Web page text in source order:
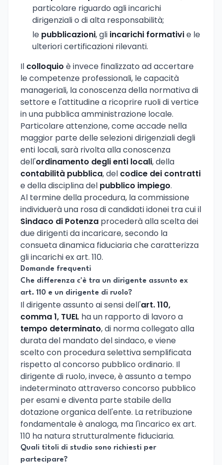
particolare riguardo agli incarichi
dirigenziali o di alta responsabilità;
le pubblicazioni, gli incarichi formativie le
ulteriori certificazioni rilevanti.
Il colloquio è invece finalizzato ad accertare
le competenze professionali, le capacità
manageriali, la conoscenza della normativa di
settore e l'attitudine a ricoprire ruoli di vertice
in una pubblica amministrazione locale.
Particolare attenzione, come accade nella
maggior parte delle selezioni dirigenziali degli
enti locali, sarà rivolta alla conoscenza
dell'ordinamento degli enti locali, della
contabilità pubblica, del codice dei contratti
e della disciplina del pubblico impiego.
Al termine della procedura, la commissione
individuerà una rosa di candidati idonei tra cui il
Sindaco di Potenza procederà alla scelta dei
due dirigenti da incaricare, secondo la
consueta dinamica fiduciaria che caratterizza
gli incarichi ex art. 110.
Domande frequenti
Che differenza c'è tra un dirigente assunto ex
art. 110 e un dirigente di ruolo?
Il dirigente assunto ai sensi dell'art. 110,
comma 1, TUEL ha un rapporto di lavoro a
tempo determinato, di norma collegato alla
durata del mandato del sindaco, e viene
scelto con procedura selettiva semplificata
rispetto al concorso pubblico ordinario. Il
dirigente di ruolo, invece, è assunto a tempo
indeterminato attraverso concorso pubblico
per esami e diventa parte stabile della
dotazione organica dell'ente. La retribuzione
fondamentale è analoga, ma l'incarico ex art.
110 ha natura strutturalmente fiduciaria.
Quali titoli di studio sono richiesti per
partecipare?